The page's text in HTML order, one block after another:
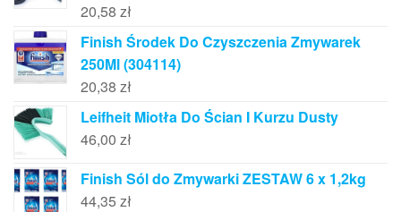
20,58 zł
Finish Środek Do Czyszczenia Zmywarek
250Ml (304114)
20,38 zł
Leifheit Miotła Do Ścian I Kurzu Dusty
46,00 zł
Finish Sól do Zmywarki ZESTAW 6 x 1,2kg
44,35 zł